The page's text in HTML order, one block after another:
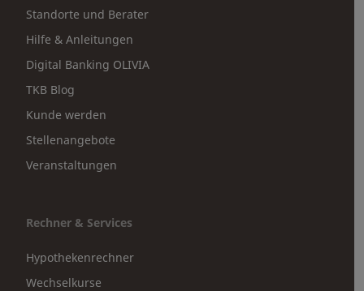
Standorte und Berater
Hilfe & Anleitungen
Digital Banking OLIVIA
TKB Blog
Kunde werden
Stellenangebote
Veranstaltungen
Rechner & Services
Hypothekenrechner
Wechselkurse